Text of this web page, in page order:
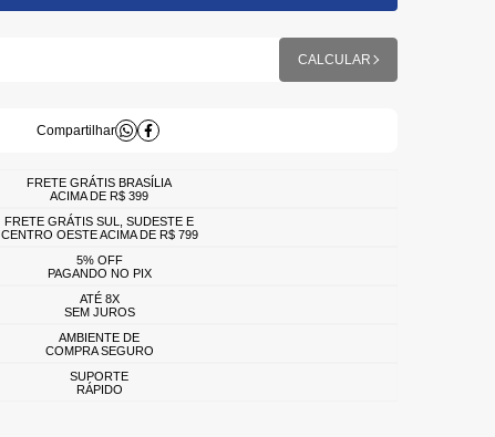
FRETE GRÁTIS BRASÍLIA
ACIMA DE R$ 399
FRETE GRÁTIS SUL, SUDESTE E
CENTRO OESTE ACIMA DE R$ 799
5% OFF
PAGANDO NO PIX
ATÉ 8X
SEM JUROS
AMBIENTE DE
COMPRA SEGURO
SUPORTE
RÁPIDO